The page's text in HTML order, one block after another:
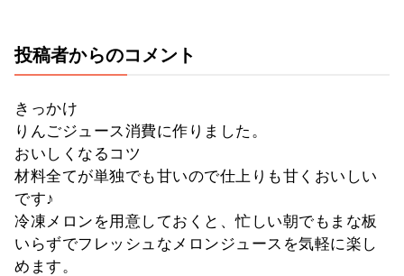
投稿者からのコメント
きっかけ
りんごジュース消費に作りました。
おいしくなるコツ
材料全てが単独でも甘いので仕上りも甘くおいしい
です♪
冷凍メロンを用意しておくと、忙しい朝でもまな板
いらずでフレッシュなメロンジュースを気軽に楽し
めます。